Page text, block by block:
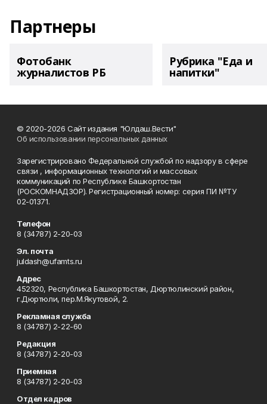
Партнеры
Фотобанк
журналистов РБ
Рубрика "Еда и
напитки"
© 2020-2026 Сайт издания "Юлдаш.Вести"
Об использовании персональных данных
Зарегистрировано Федеральной службой по надзору в сфере
связи , информационных технологий и массовых
коммуникаций по Республике Башкортостан
(РОСКОМНАДЗОР). Регистрационный номер: серия ПИ №ТУ
02-01371.
Телефон
8 (34787) 2-20-03
Эл. почта
juldash@ufamts.ru
Адрес
452320, Республика Башкортостан, Дюртюлинский район,
г.Дюртюли, пер.М.Якутовой, 2.
Рекламная служба
8 (34787) 2-22-60
Редакция
8 (34787) 2-20-03
Приемная
8 (34787) 2-20-03
Отдел кадров